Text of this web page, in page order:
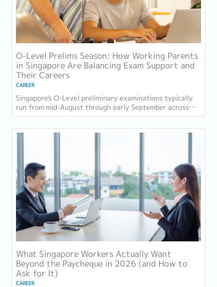
O-Level Prelims Season: How Working Parents
in Singapore Are Balancing Exam Support and
Their Careers
CAREER
Singapore's O-Level preliminary examinations typically
run from mid-August through early September across
most schools. For parents with students...
What Singapore Workers Actually Want
Beyond the Paycheque in 2026 (and How to
Ask for It)
CAREER